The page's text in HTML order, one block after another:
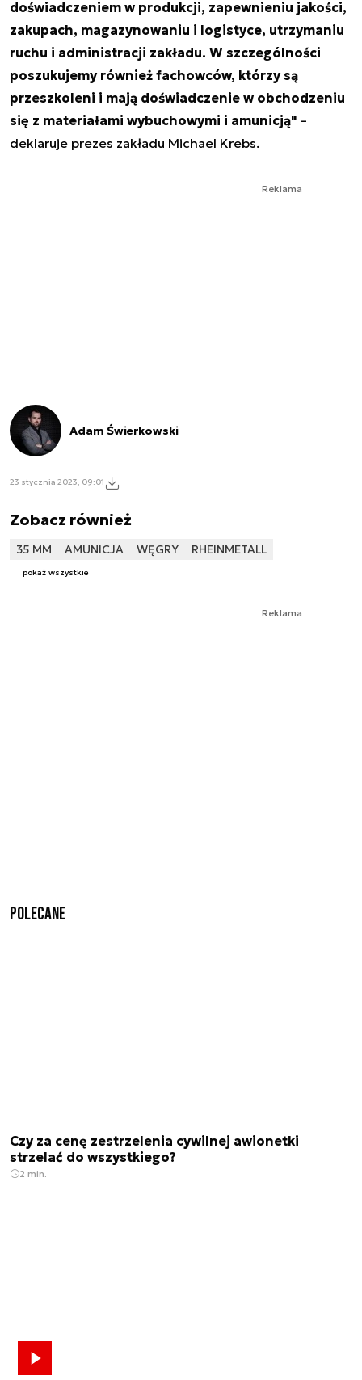
doświadczeniem w produkcji, zapewnieniu jakości,
zakupach, magazynowaniu i logistyce, utrzymaniu
ruchu i administracji zakładu. W szczególności
poszukujemy również fachowców, którzy są
przeszkoleni i mają doświadczenie w obchodzeniu
się z materiałami wybuchowymi i amunicją" –
deklaruje prezes zakładu Michael Krebs.
Reklama
Adam Świerkowski
23 stycznia 2023, 09:01
Zobacz również
35 MM AMUNICJA WĘGRY RHEINMETALL
pokaż wszystkie
Reklama
Polecane
Czy za cenę zestrzelenia cywilnej awionetki
strzelać do wszystkiego?
2 min.